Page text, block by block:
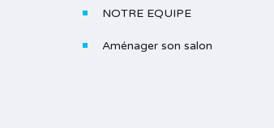
NOTRE EQUIPE
Aménager son salon